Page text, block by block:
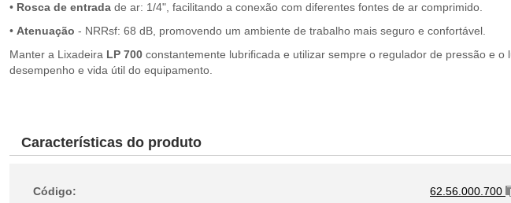
• Rosca de entrada de ar: 1/4", facilitando a conexão com diferentes fontes de ar comprimido.
• Atenuação - NRRsf: 68 dB, promovendo um ambiente de trabalho mais seguro e confortável.
Manter a Lixadeira LP 700 constantemente lubrificada e utilizar sempre o regulador de pressão e
desempenho e vida útil do equipamento.
Características do produto
Código: 62.56.000.700